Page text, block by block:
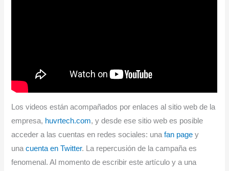
Los videos están acompañados por enlaces al sitio web de la
empresa, huvrtech.com, y desde ese sitio web es posible
acceder a las cuentas en redes sociales: unafan page y
unacuenta en Twitter. La repercusión de la campaña es
fenomenal. Al momento de escribir este artículo y a una